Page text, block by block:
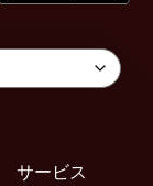
サービス